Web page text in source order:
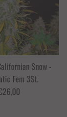
Snow -
Fem 3St.